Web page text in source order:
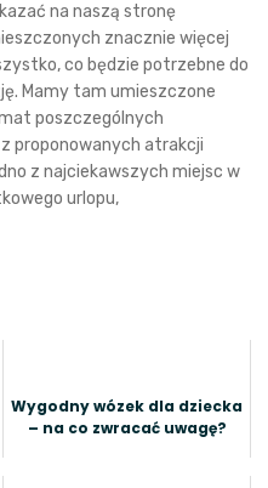
na naszą stronę
znacznie więcej
co będzie potrzebne do
Mamy tam umieszczone
poszczególnych
proponowanych atrakcji
z najciekawszych miejsc w
urlopu,
Wygodny wózek dla dziecka
– na co zwracać uwagę?